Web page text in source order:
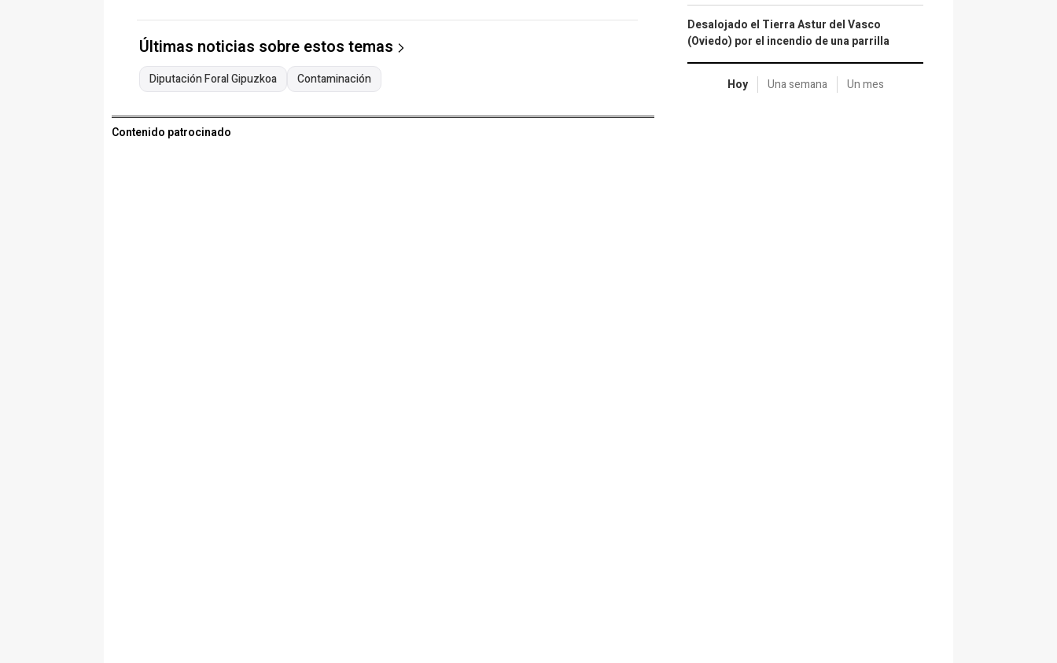
Últimas noticias sobre estos temas
Diputación Foral Gipuzkoa Contaminación
Contenido patrocinado
Desalojado el Tierra Astur del Vasco
(Oviedo) por el incendio de una parrilla
Hoy Una semana Un mes